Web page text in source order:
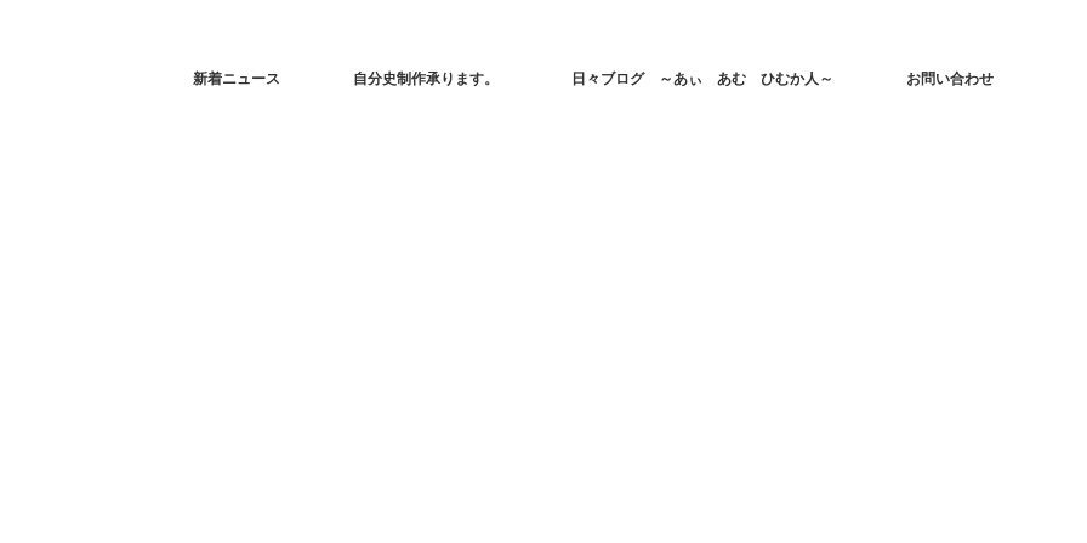
新着ニュース 自分史制作承ります。 日々ブログ ～あぃ あむ ひむか人～ お問い合わせ